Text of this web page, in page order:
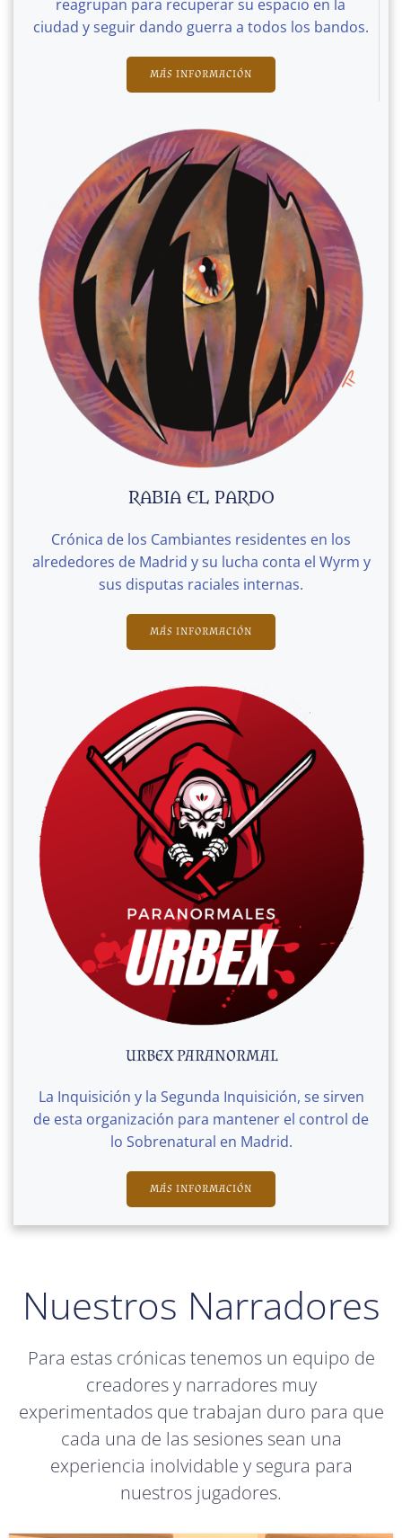
reagrupan para recuperar su espacio en la
ciudad y seguir dando guerra a todos los bandos.
MÁS INFORMACIÓN
RABIA EL PARDO
Crónica de los Cambiantes residentes en los
alrededores de Madrid y su lucha conta el Wyrm y
sus disputas raciales internas.
MÁS INFORMACIÓN
URBEX PARANORMAL
La Inquisición y la Segunda Inquisición, se sirven
de esta organización para mantener el control de
lo Sobrenatural en Madrid.
MÁS INFORMACIÓN
Nuestros Narradores
Para estas crónicas tenemos un equipo de
creadores y narradores muy
experimentados que trabajan duro para que
cada una de las sesiones sean una
experiencia inolvidable y segura para
nuestros jugadores.